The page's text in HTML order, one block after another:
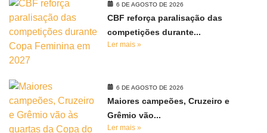
6 DE AGOSTO DE 2026
CBF reforça paralisação das
competições durante...
Ler mais »
6 DE AGOSTO DE 2026
Maiores campeões, Cruzeiro e
Grêmio vão...
Ler mais »